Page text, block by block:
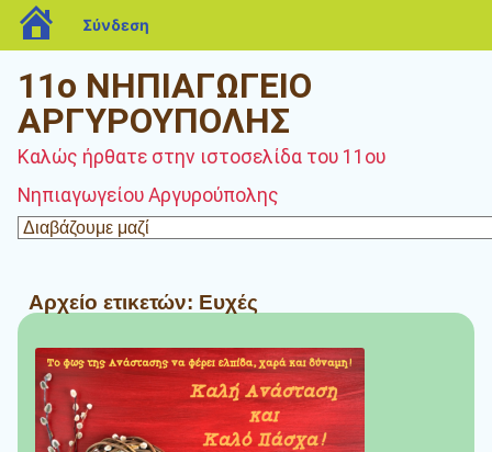
11ο ΝΗΠΙΑΓΩΓΕΙΟ
ΑΡΓΥΡΟΥΠΟΛΗΣ
Καλώς ήρθατε στην ιστοσελίδα του 11ου
Νηπιαγωγείου Αργυρούπολης
Αρχείο ετικετών: Ευχές
blogs.sch.gr
Σύνδεση